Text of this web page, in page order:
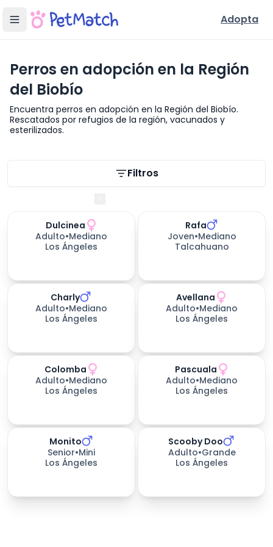
Adopta
Perros en adopción en la Región
del Biobío
Encuentra perros en adopción en la Región del Biobío.
Rescatados por refugios de la región, vacunados y
esterilizados.
Filtros
Dulcinea
Adulto•Mediano
Los Ángeles
días esperando
Rafa
Joven•Mediano
Talcahuano
Charly
Adulto•Mediano
Los Ángeles
Avellana
Adulto•Mediano
Los Ángeles
Colomba
Adulto•Mediano
Los Ángeles
Pascuala
Adulto•Mediano
Los Ángeles
Monito
Senior•Mini
Los Ángeles
Scooby Doo
Adulto•Grande
Los Ángeles